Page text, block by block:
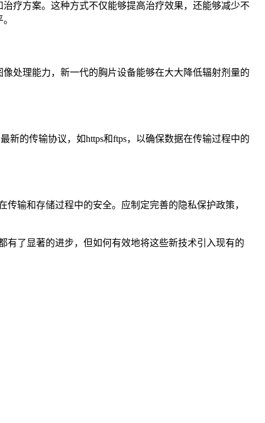
疗方案。这种方式不仅能够提高治疗效果，还能够减少不
处理能力，新一代的胸片设备能够在大大降低辐射剂量的
新的传输协议，如https和ftps，以确保数据在传输过程中的
输和存储过程中的安全。应制定完善的隐私保护政策，
有了显著的进步，但如何有效地将这些新技术引入现有的